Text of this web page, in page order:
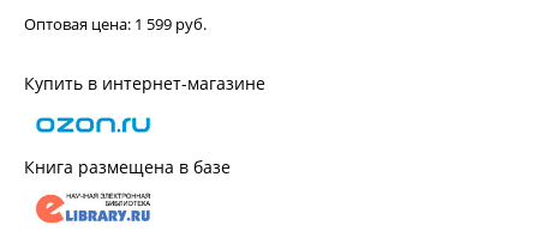
Оптовая цена: 1 599 руб.
Купить в интернет-магазине
Книга размещена в базе